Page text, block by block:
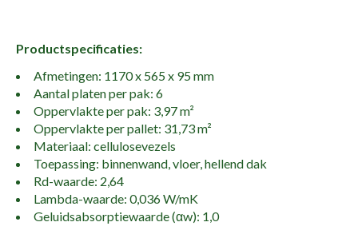
Productspecificaties:
Afmetingen: 1170 x 565 x 95 mm
Aantal platen per pak: 6
Oppervlakte per pak: 3,97 m²
Oppervlakte per pallet: 31,73 m²
Materiaal: cellulosevezels
Toepassing: binnenwand, vloer, hellend dak
Rd-waarde: 2,64
Lambda-waarde: 0,036 W/mK
Geluidsabsorptiewaarde (αw): 1,0